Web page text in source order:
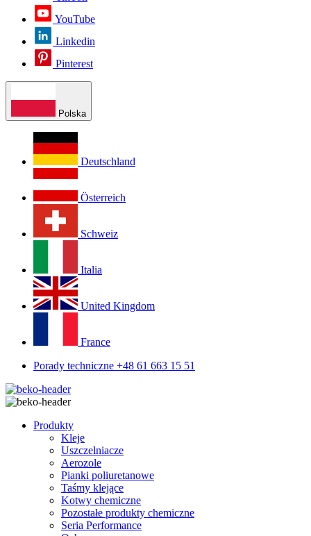
YouTube
Linkedin
Pinterest
Polska
Deutschland
Österreich
Schweiz
Italia
United Kingdom
France
Porady techniczne +48 61 663 15 51
Produkty
Kleje
Uszczelniacze
Aerozole
Pianki poliuretanowe
Taśmy klejące
Kotwy chemiczne
Pozostałe produkty chemiczne
Seria Performance